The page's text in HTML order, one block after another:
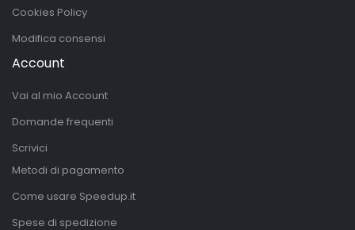
Cookies Policy
Modifica consensi
Account
Vai al mio Account
Domande frequenti
Scrivici
Metodi di pagamento
Come usare Speedup.it
Spese di spedizione